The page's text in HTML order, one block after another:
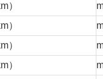
）
）
）
）